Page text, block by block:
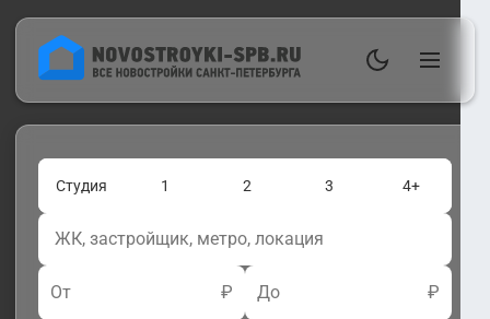
Студия 1 2 3 4+
От ₽ До ₽